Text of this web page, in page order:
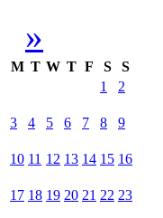
»
M T W T F S
S
1
2
3 4 5 6 7 8 9
10 11 12 13 14 15 16
17 18 19 20 21 22 23